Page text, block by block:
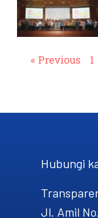
« Previous 1
Hubungi
Jl. Amil